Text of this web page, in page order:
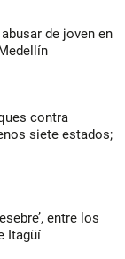
de joven en
contra
siete estados;
entre los
Itagüí